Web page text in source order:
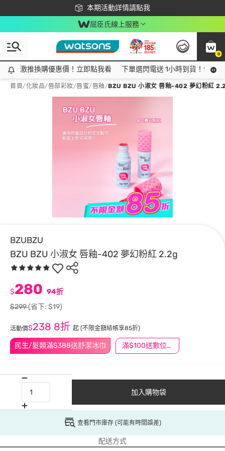
本期活動詳情請點我
下載app最高回饋$350
屈臣氏線上服務
0
激推換購優惠價！立即點我看
激推換購優惠價！立即點我看 下單選閃電送 1小時到貨！領神
首頁/化妝品/唇部彩妝/唇蜜/唇釉/BZU BZU 小淑女 唇釉-402 夢幻粉紅
BZUBZU
BZU BZU 小淑女 唇釉-402 夢幻粉紅 2.2g
民生/髮類滿$388送舒潔冰巾 滿$100送數位印花
$280 94折
$299(省下: $19)
活動價$238 8折 起 (不限金額結帳享85折)
加入購物袋
查看門市庫存 (可能有時間誤差)
配送方式